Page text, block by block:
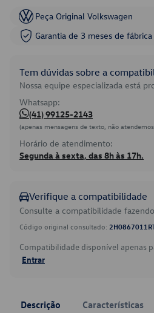
Peça Original Volkswagen
Garantia de 3 meses de fábrica
Tem dúvidas sobre a
Nossa equipe especializada está
Whatsapp:
(41) 99125-2143
(apenas mensagens de texto, não
Horário de atendimento:
Segunda à sexta, das 8h às 17h.
Verifique a compatibilidade
Consulte a compatibilidade
Código original consultado:
Compatibilidade disponível apenas
Entrar
Descrição Características